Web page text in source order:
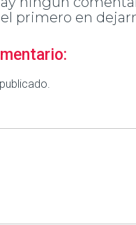
el primero en